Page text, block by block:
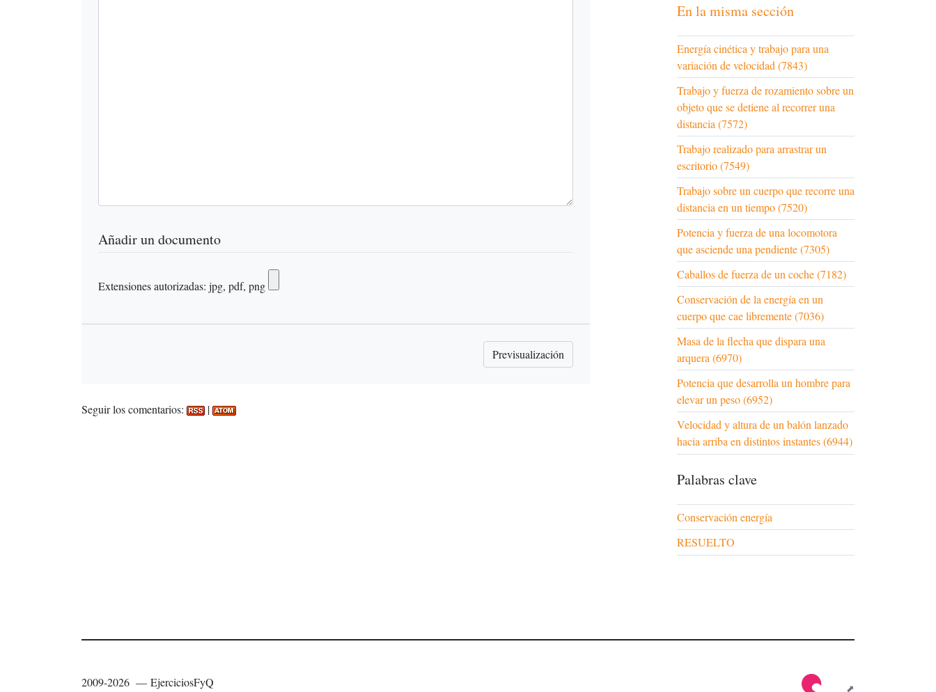
Añadir un documento
Extensiones autorizadas: jpg, pdf, png
Seguir los comentarios: |
En la misma sección
Energía cinética y trabajo para una
variación de velocidad (7843)
Trabajo y fuerza de rozamiento sobre un
objeto que se detiene al recorrer una
distancia (7572)
Trabajo realizado para arrastrar un
escritorio (7549)
Trabajo sobre un cuerpo que recorre una
distancia en un tiempo (7520)
Potencia y fuerza de una locomotora
que asciende una pendiente (7305)
Caballos de fuerza de un coche (7182)
Conservación de la energía en un
cuerpo que cae libremente (7036)
Masa de la flecha que dispara una
arquera (6970)
Potencia que desarrolla un hombre para
elevar un peso (6952)
Velocidad y altura de un balón lanzado
hacia arriba en distintos instantes (6944)
Palabras clave
Conservación energía
RESUELTO
2009-2026 — EjerciciosFyQ